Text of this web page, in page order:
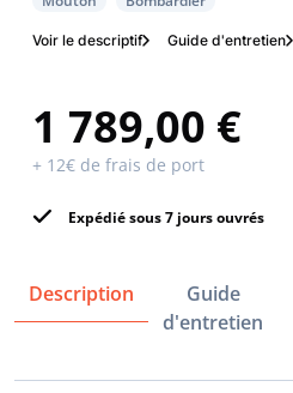
Voir le descriptif Guide d'entretien
1 789,00 €
+ 12€ de frais de port
Expédié sous 7 jours ouvrés
Description
Guide
d'entretien